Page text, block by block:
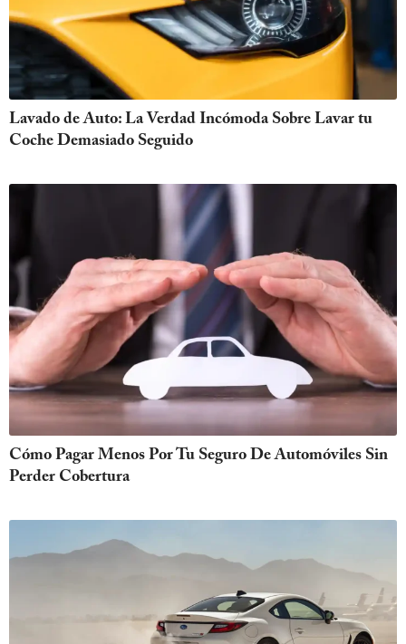
Lavado de Auto: La Verdad Incómoda Sobre Lavar tu
Coche Demasiado Seguido
Cómo Pagar Menos Por Tu Seguro De Automóviles Sin
Perder Cobertura